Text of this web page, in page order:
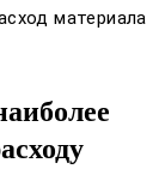
материала